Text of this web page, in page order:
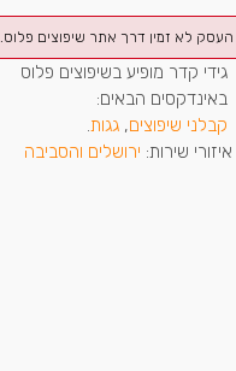
העסק לא זמין דרך אתר שיפוצים פלוס.
גידי קדר מופיע בשיפוצים פלוס
באינדקסים הבאים:
קבלני שיפוצים, גגות.
איזורי שירות: ירושלים והסביבה